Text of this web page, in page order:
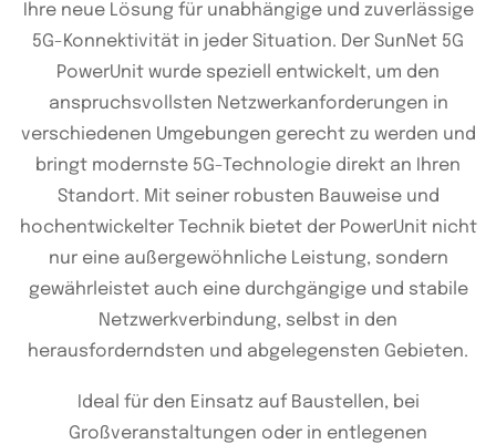
Ihre neue Lösung für unabhängige und zuverlässige
5G-Konnektivität in jeder Situation. Der SunNet 5G
PowerUnit wurde speziell entwickelt, um den
anspruchsvollsten Netzwerkanforderungen in
verschiedenen Umgebungen gerecht zu werden und
bringt modernste 5G-Technologie direkt an Ihren
Standort. Mit seiner robusten Bauweise und
hochentwickelter Technik bietet der PowerUnit nicht
nur eine außergewöhnliche Leistung, sondern
gewährleistet auch eine durchgängige und stabile
Netzwerkverbindung, selbst in den
herausforderndsten und abgelegensten Gebieten.
Ideal für den Einsatz auf Baustellen, bei
Großveranstaltungen oder in entlegenen